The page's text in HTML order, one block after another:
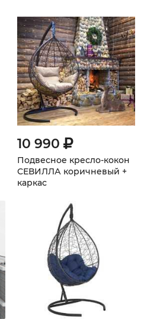
10 990
Подвесное кресло-кокон
СЕВИЛЛА коричневый +
каркас